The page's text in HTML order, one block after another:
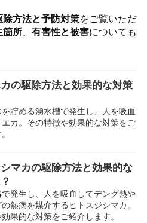
方法と予防対策をご覧いただ
箇所、 有害性と被害についても
の駆除方法と効果的な対策
貯める湧水槽で発生し、人を吸血
カ。その特徴や効果的な対策をご
マカの駆除方法と効果的な
発生し、人を吸血してデング熱や
熱病を媒介するヒトスジシマカ。
果的な対策をご紹介します。